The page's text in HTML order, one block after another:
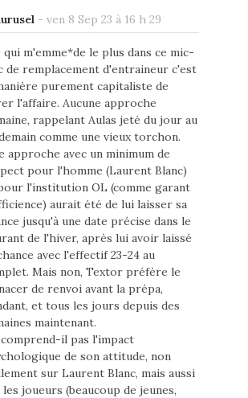
- ven 8 Sep 23 à 16 h 29
qui m'emme*de le plus dans ce mic-
de remplacement d'entraineur c'est
purement capitaliste de
l'affaire. Aucune approche
rappelant Aulas jeté du jour au
comme une vieux torchon.
approche avec un minimum de
pour l'homme (Laurent Blanc)
l'institution OL (comme garant
aurait été de lui laisser sa
jusqu'à une date précise dans le
de l'hiver, après lui avoir laissé
avec l'effectif 23-24 au
Mais non, Textor préfère le
de renvoi avant la prépa,
et tous les jours depuis des
maintenant.
il pas l'impact
de son attitude, non
sur Laurent Blanc, mais aussi
joueurs (beaucoup de jeunes,